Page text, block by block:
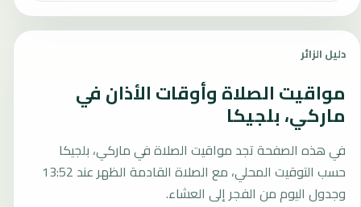
دليل الزائر
مواقيت الصلاة وأوقات الأذان في
ماركي، بلجيكا
في هذه الصفحة تجد مواقيت الصلاة في ماركي، بلجيكا
حسب التوقيت المحلي، مع الصلاة القادمة الظهر عند 13:52
وجدول اليوم من الفجر إلى العشاء.